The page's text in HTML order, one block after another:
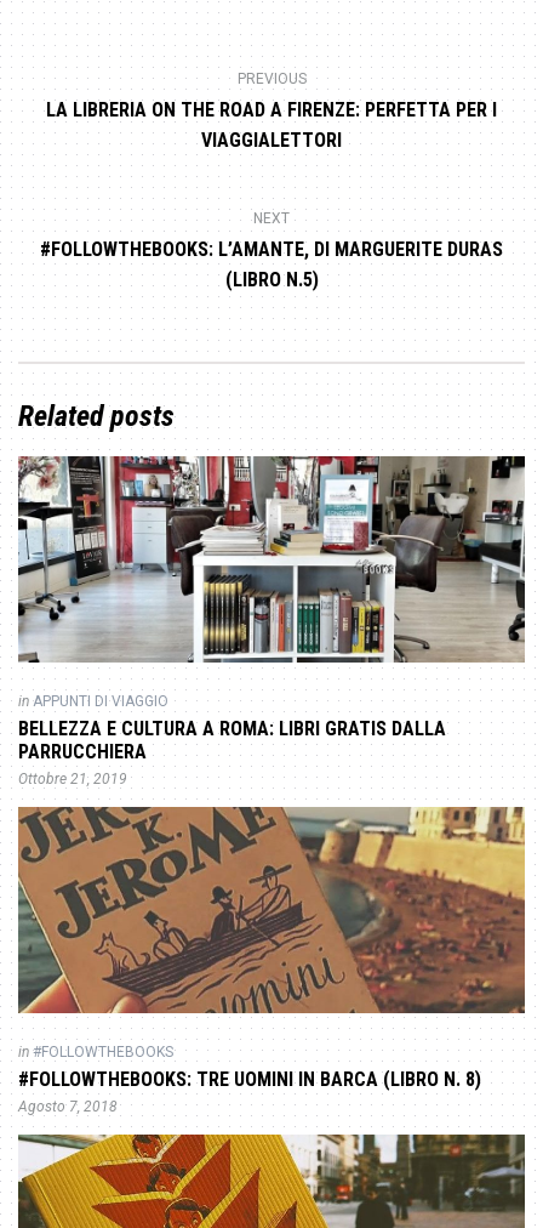
PREVIOUS
LA LIBRERIA ON THE ROAD A FIRENZE: PERFETTA PER I
VIAGGIALETTORI
NEXT
#FOLLOWTHEBOOKS: L’AMANTE, DI MARGUERITE DURAS
(LIBRO N.5)
Related posts
in APPUNTI DI VIAGGIO
BELLEZZA E CULTURA A ROMA: LIBRI GRATIS DALLA
PARRUCCHIERA
Ottobre 21, 2019
in #FOLLOWTHEBOOKS
#FOLLOWTHEBOOKS: TRE UOMINI IN BARCA (LIBRO N. 8)
Agosto 7, 2018